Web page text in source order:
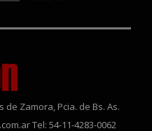
de Zamora, Pcia. de Bs. As.
Tel: 54-11-4283-0062